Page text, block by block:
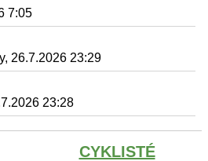
7:05
26.7.2026 23:29
23:28
CYKLISTÉ